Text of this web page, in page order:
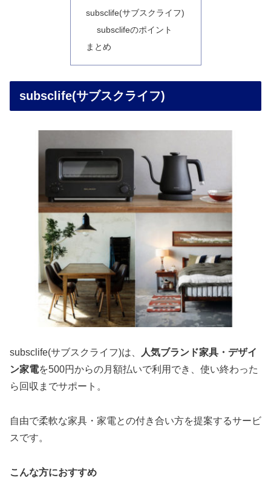
subsclife(サブスクライフ)
subsclifeのポイント
まとめ
subsclife(サブスクライフ)
subsclife(サブスクライフ)は、
人気ブランド家具・デザイ
ン家電を500円からの月額払いで利用でき、使い終わった
ら回収までサポート。
自由で柔軟な家具・家電との付き合い方を提案するサービ
スです。
こんな方におすすめ